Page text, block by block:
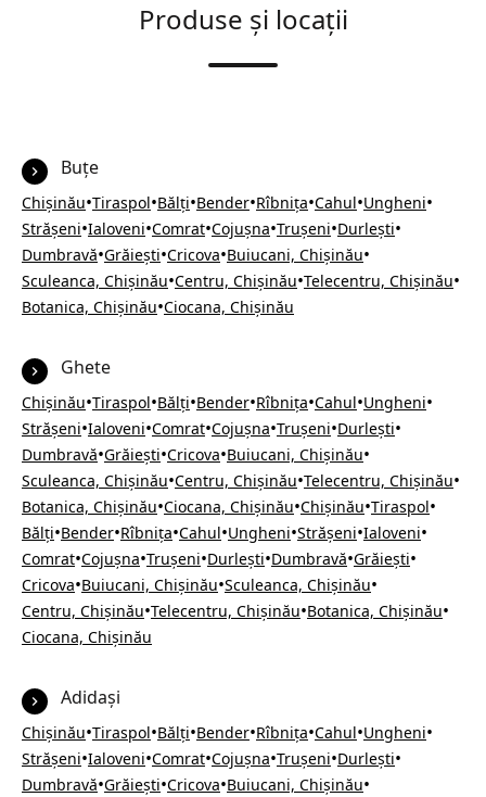
Produse și locații
Buțe
Chișinău•Tiraspol•Bălți•Bender•Rîbnița•Cahul•Ungheni•
Strășeni•Ialoveni•Comrat•Cojușna•Trușeni•Durlești•
Dumbravă•Grăiești•Cricova•Buiucani, Chișinău•
Sculeanca, Chișinău•Centru, Chișinău•Telecentru, Chișinău•
Botanica, Chișinău•Ciocana, Chișinău
Ghete
Chișinău•Tiraspol•Bălți•Bender•Rîbnița•Cahul•Ungheni•
Strășeni•Ialoveni•Comrat•Cojușna•Trușeni•Durlești•
Dumbravă•Grăiești•Cricova•Buiucani, Chișinău•
Sculeanca, Chișinău•Centru, Chișinău•Telecentru, Chișinău•
Botanica, Chișinău•Ciocana, Chișinău•Chișinău•Tiraspol•
Bălți•Bender•Rîbnița•Cahul•Ungheni•Strășeni•Ialoveni•
Comrat•Cojușna•Trușeni•Durlești•Dumbravă•Grăiești•
Cricova•Buiucani, Chișinău•Sculeanca, Chișinău•
Centru, Chișinău•Telecentru, Chișinău•Botanica, Chișinău•
Ciocana, Chișinău
Adidași
Chișinău•Tiraspol•Bălți•Bender•Rîbnița•Cahul•Ungheni•
Strășeni•Ialoveni•Comrat•Cojușna•Trușeni•Durlești•
Dumbravă•Grăiești•Cricova•Buiucani, Chișinău•